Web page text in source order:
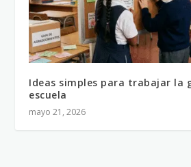
Ideas simples para trabajar la
escuela
mayo 21, 2026